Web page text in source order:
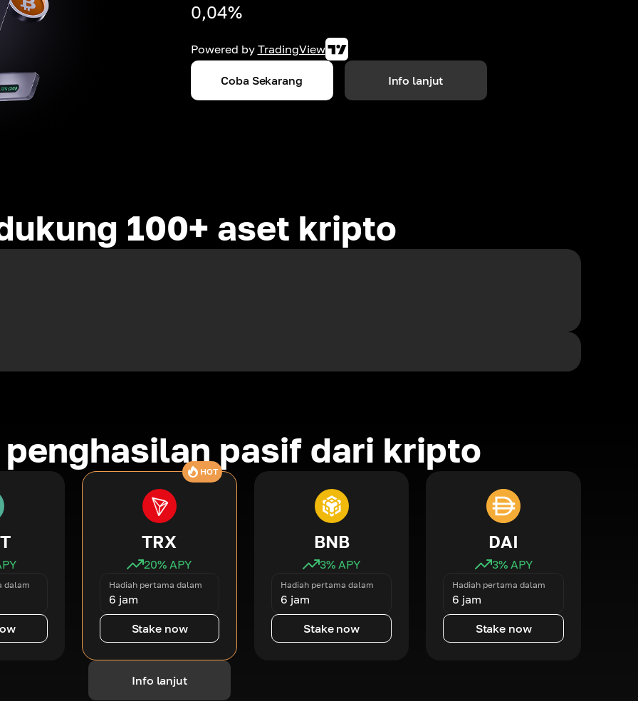
0,04%
Powered by TradingView
Coba Sekarang Info lanjut
100+ aset kripto
pasif dari kripto
dalam
HOT
TRX
20% APY
Hadiah pertama dalam
6 jam
Stake now
BNB
3% APY
Hadiah pertama dalam
6 jam
Stake now
DAI
3% APY
Hadiah pertama dalam
6 jam
Stake now
Info lanjut